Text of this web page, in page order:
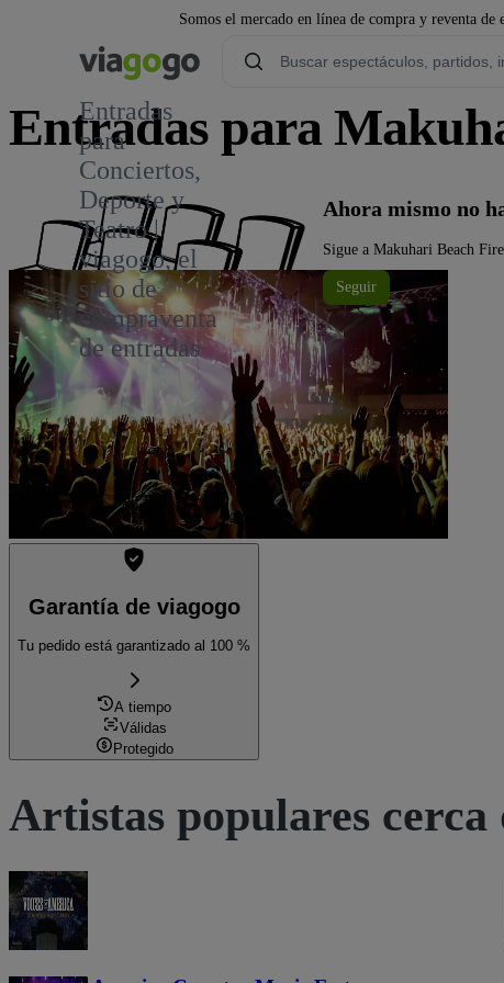
Somos el mercado en línea de compra y reventa
Entradas
para
Conciertos,
Deporte y
Teatro |
viagogo, el
sitio de
compraventa
de entradas
Entradas para
Ahora mismo no
Sigue a Makuhari Beach
Seguir
Garantía de viagogo
Tu pedido está garantizado al 100 %
A tiempo
Válidas
Protegido
Artistas populares cerca